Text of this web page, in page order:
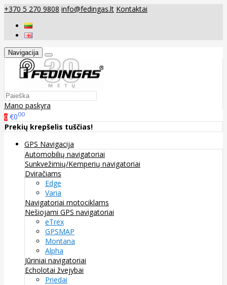
+370 5 270 9808 info@fedingas.lt Kontaktai
Navigacija
Mano paskyra
0 €000
Prekių krepšelis tuščias!
GPS Navigacija
Automobilių navigatoriai
Sunkvežimių/Kemperių navigatoriai
Dviračiams
Edge
Varia
Navigatoriai motociklams
Nešiojami GPS navigatoriai
eTrex
GPSMAP
Montana
Alpha
Jūriniai navigatoriai
Echolotai žvejybai
Priedai